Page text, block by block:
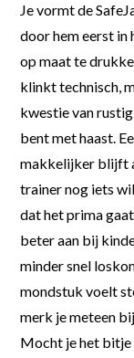
Je vormt de
door hem eerst in
op maat te
klinkt technisch,
kwestie van
bent met haast.
makkelijker blijft
trainer nog iets
dat het prima
beter aan bij
minder snel
mondstuk voelt
merk je meteen
Mocht je het bitje